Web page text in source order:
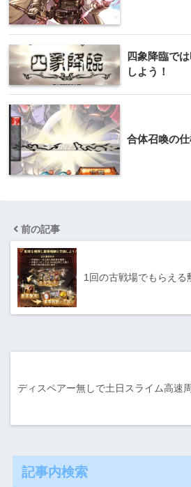
四象降臨で
しよう！
合体召喚の
前の記事
1回の古戦場でもらえる
ディスペアー無しで土日スライム高速
記事内検索